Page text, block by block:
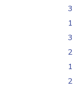
3
1
3
2
1
2